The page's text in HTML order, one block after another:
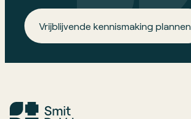
Vrijblijvende kennismaking plannen